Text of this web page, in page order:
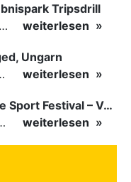
Tripsdrill
Gemeinsam einen unvergesslichen Tag erleben
weiterlesen
Ungarn
Wochenende
weiterlesen
Dance Sport Festival – Volles Haus
1200 Aktiven vertreten mit Deutschland 43 Nationen. Mit Paaren aus 15…
weiterlesen